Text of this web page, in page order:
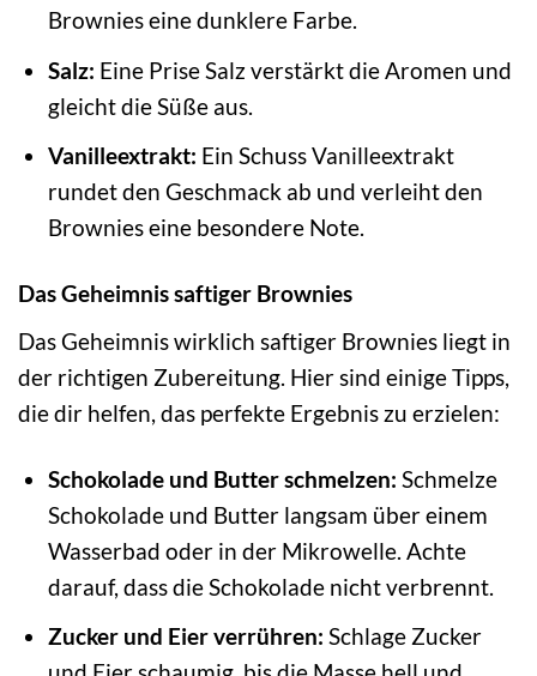
Brownies eine dunklere Farbe.
Salz: Eine Prise Salz verstärkt die Aromen und
gleicht die Süße aus.
Vanilleextrakt: Ein Schuss Vanilleextrakt
rundet den Geschmack ab und verleiht den
Brownies eine besondere Note.
Das Geheimnis saftiger Brownies
Das Geheimnis wirklich saftiger Brownies liegt in
der richtigen Zubereitung. Hier sind einige Tipps,
die dir helfen, das perfekte Ergebnis zu erzielen:
Schokolade und Butter schmelzen: Schmelze
Schokolade und Butter langsam über einem
Wasserbad oder in der Mikrowelle. Achte
darauf, dass die Schokolade nicht verbrennt.
Zucker und Eier verrühren: Schlage Zucker